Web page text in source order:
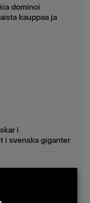
dominoi
kauppaa ja
i
i svenska giganter